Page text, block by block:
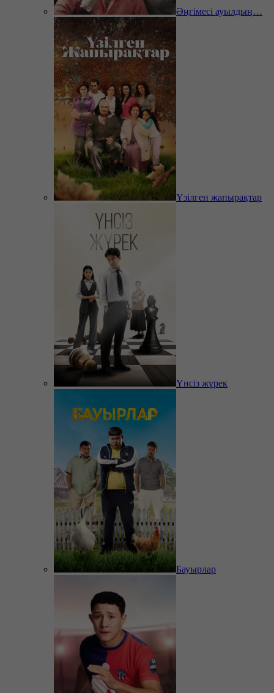
Әңгімесі ауылдың…
Үзілген жапырақтар
Үнсіз жүрек
Бауырлар